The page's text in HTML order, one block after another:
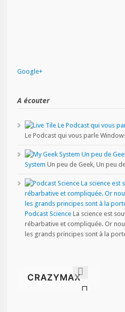
Google+
A écouter
Le Podcast qui vous parle
System Un peu de Geek, Un peu
Podcast Science La science est
rébarbative et compliquée. Or
les grands principes sont à la